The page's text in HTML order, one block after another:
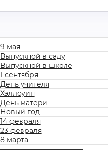
9 мая
Выпускной в саду
Выпускной в школе
1 сентября
День учителя
Хэллоуин
День матери
Новый год
14 февраля
23 февраля
8 марта
————————————